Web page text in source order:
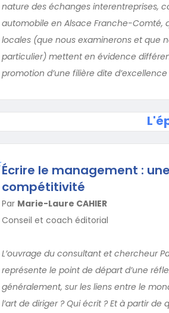
nature des échanges interentreprises,
automobile en Alsace Franche-Comté,
locales (que nous examinerons et que
particulier) mettent en évidence
promotion d’une filière dite
Écrire le management :
compétitivité
Par Marie-Laure CAHIER
Conseil et coach éditorial
L’ouvrage du consultant et chercheur
représente le point de départ d’une
généralement, sur les liens entre le
l’art de diriger ? Qui écrit ? Et à partir